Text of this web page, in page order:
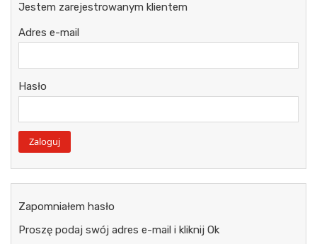
Jestem zarejestrowanym klientem
Adres e-mail
Hasło
Zapomniałem hasło
Proszę podaj swój adres e-mail i kliknij Ok